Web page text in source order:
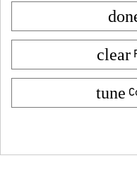
¿Quieres
-5% DTO +
clear
tune